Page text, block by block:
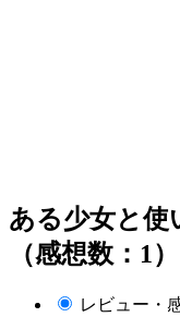
ある少女と使
（感想数：1）
レビュー・